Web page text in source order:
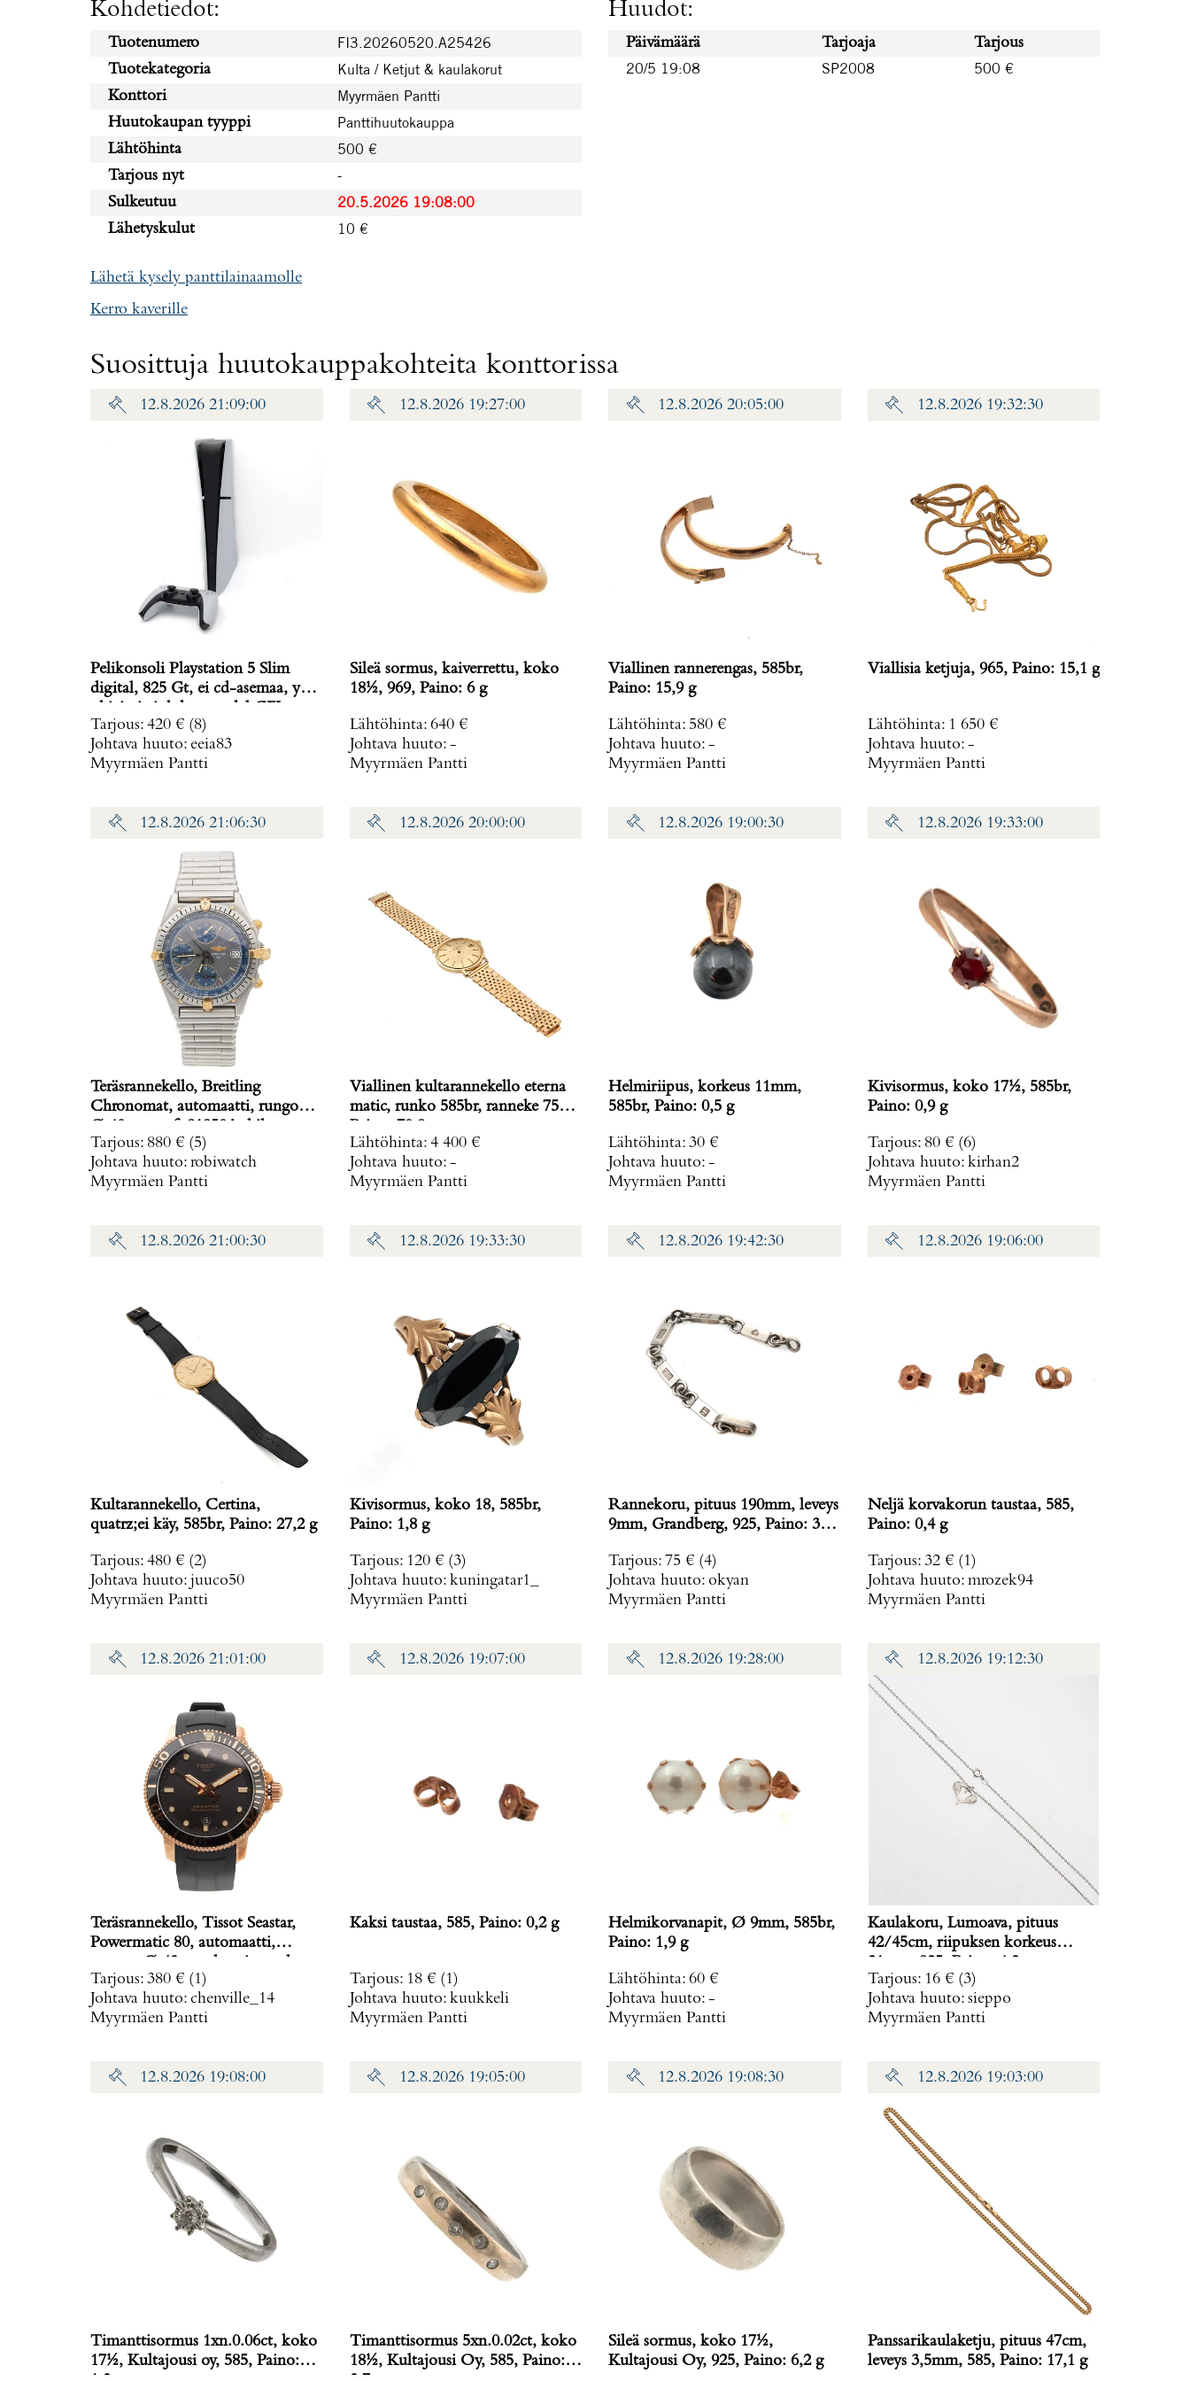
Kohdetiedot:
Tuotenumero FI3.20260520.A25426
Tuotekategoria Kulta / Ketjut & kaulakorut
Konttori Myyrmäen Pantti
Huutokaupan tyyppi Panttihuutokauppa
Lähtöhinta 500 €
Tarjous nyt -
Sulkeutuu 20.5.2026 19:08:00
Lähetyskulut 10 €
Lähetä kysely panttilainaamolle
Kerro kaverille
Huudot:
Päivämäärä Tarjoaja Tarjous
20/5 19:08 SP2008 500 €
Suosittuja huutokauppakohteita konttorissa
12.8.2026 21:09:00
Pelikonsoli Playstation 5 Slim
digital, 825 Gt, ei cd-asemaa, yksi
2016,
Tarjous: 420 € (8)
Johtava huuto: eeia83
Myyrmäen Pantti
12.8.2026 19:27:00
Sileä sormus, kaiverrettu, koko
18½, 969, Paino: 6 g
Lähtöhinta: 640 €
Johtava huuto: -
Myyrmäen Pantti
12.8.2026 20:05:00
Viallinen rannerengas, 585br,
Paino: 15,9 g
Lähtöhinta: 580 €
Johtava huuto: -
Myyrmäen Pantti
12.8.2026 19:32:30
Viallisia ketjuja, 965, Paino: 15,1 g
Lähtöhinta: 1 650 €
Johtava huuto: -
Myyrmäen Pantti
12.8.2026 21:06:30
Teräsrannekello, Breitling
Chronomat, automaatti, rungon
pituus 160mm, nupista pala
irronnut, hihnan kiinnitys löysä,
laatikko, Paino: 0 g
Tarjous: 880 € (5)
Johtava huuto: robiwatch
Myyrmäen Pantti
12.8.2026 20:00:00
Viallinen kultarannekello eterna
matic, runko 585br, ranneke 750,
Lähtöhinta: 4 400 €
Johtava huuto: -
Myyrmäen Pantti
12.8.2026 19:00:30
Helmiriipus, korkeus 11mm,
585br, Paino: 0,5 g
Lähtöhinta: 30 €
Johtava huuto: -
Myyrmäen Pantti
12.8.2026 19:33:00
Kivisormus, koko 17½, 585br,
Paino: 0,9 g
Tarjous: 80 € (6)
Johtava huuto: kirhan2
Myyrmäen Pantti
12.8.2026 21:00:30
Kultarannekello, Certina,
quatrz;ei käy, 585br, Paino: 27,2 g
Tarjous: 480 € (2)
Johtava huuto: juuco50
Myyrmäen Pantti
12.8.2026 19:33:30
Kivisormus, koko 18, 585br,
Paino: 1,8 g
Tarjous: 120 € (3)
Johtava huuto: kuningatar1_
Myyrmäen Pantti
12.8.2026 19:42:30
Rannekoru, pituus 190mm, leveys
9mm, Grandberg, 925, Paino: 38,2
Tarjous: 75 € (4)
Johtava huuto: okyan
Myyrmäen Pantti
12.8.2026 19:06:00
Neljä korvakorun taustaa, 585,
Paino: 0,4 g
Tarjous: 32 € (1)
Johtava huuto: mrozek94
Myyrmäen Pantti
12.8.2026 21:01:00
Teräsrannekello, Tissot Seastar,
Powermatic 80, automaatti,
ref. T120407A,
Tarjous: 380 € (1)
Johtava huuto: chenville_14
Myyrmäen Pantti
12.8.2026 19:07:00
Kaksi taustaa, 585, Paino: 0,2 g
Tarjous: 18 € (1)
Johtava huuto: kuukkeli
Myyrmäen Pantti
12.8.2026 19:28:00
Helmikorvanapit, Ø 9mm, 585br,
Paino: 1,9 g
Lähtöhinta: 60 €
Johtava huuto: -
Myyrmäen Pantti
12.8.2026 19:12:30
Kaulakoru, Lumoava, pituus
42/45cm, riipuksen korkeus
Tarjous: 16 € (3)
Johtava huuto: sieppo
Myyrmäen Pantti
12.8.2026 19:08:00
Timanttisormus 1xn.0.06ct, koko
17½, Kultajousi oy, 585, Paino:
12.8.2026 19:05:00
Timanttisormus 5xn.0.02ct, koko
18½, Kultajousi Oy, 585, Paino:
12.8.2026 19:08:30
Sileä sormus, koko 17½,
Kultajousi Oy, 925, Paino: 6,2 g
12.8.2026 19:03:00
Panssarikaulaketju, pituus 47cm,
leveys 3,5mm, 585, Paino: 17,1 g